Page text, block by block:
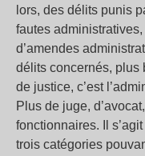
lors, des délits punis
fautes
d’amendes
délits concernés, plus
de justice, c’est
Plus de juge,
fonctionnaires. Il
trois catégories